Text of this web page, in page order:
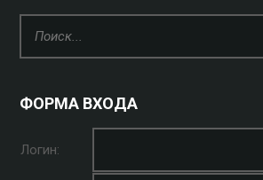
ФОРМА ВХОДА
Логин: